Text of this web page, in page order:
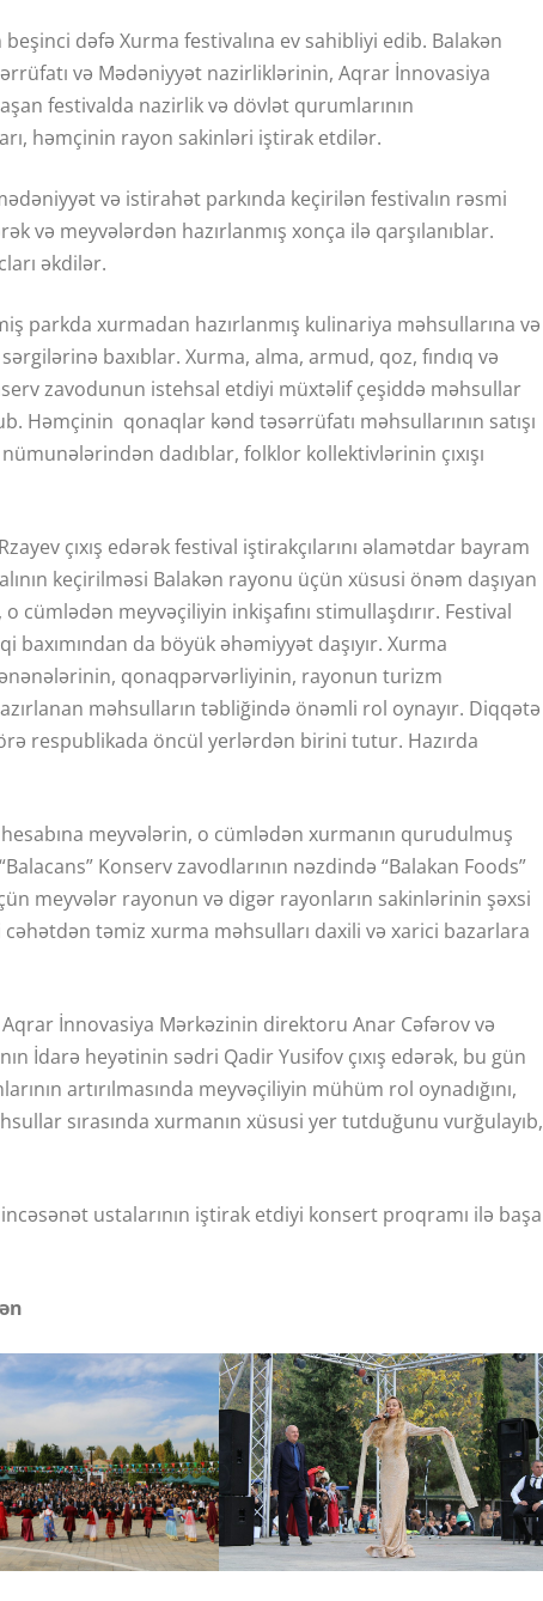
beşinci dəfə Xurma festivalına ev sahibliyi edib. Balakən
və Mədəniyyət nazirliklərinin, Aqrar İnnovasiya
festivalda nazirlik və dövlət qurumlarının
həmçinin rayon sakinləri iştirak etdilər.
və istirahət parkında keçirilən festivalın rəsmi
və meyvələrdən hazırlanmış xonça ilə qarşılanıblar.
əkdilər.
parkda xurmadan hazırlanmış kulinariya məhsullarına və
baxıblar. Xurma, alma, armud, qoz, fındıq və
zavodunun istehsal etdiyi müxtəlif çeşiddə məhsullar
Həmçinin qonaqlar kənd təsərrüfatı məhsullarının satışı
dadıblar, folklor kollektivlərinin çıxışı
çıxış edərək festival iştirakçılarını əlamətdar bayram
keçirilməsi Balakən rayonu üçün xüsusi önəm daşıyan
cümlədən meyvəçiliyin inkişafını stimullaşdırır. Festival
baxımından da böyük əhəmiyyət daşıyır. Xurma
qonaqpərvərliyinin, rayonun turizm
məhsulların təbliğində önəmli rol oynayır. Diqqətə
respublikada öncül yerlərdən birini tutur. Hazırda
meyvələrin, o cümlədən xurmanın qurudulmuş
Konserv zavodlarının nəzdində “Balakan Foods”
meyvələr rayonun və digər rayonların sakinlərinin şəxsi
cəhətdən təmiz xurma məhsulları daxili və xarici bazarlara
İnnovasiya Mərkəzinin direktoru Anar Cəfərov və
İdarə heyətinin sədri Qadir Yusifov çıxış edərək, bu gün
artırılmasında meyvəçiliyin mühüm rol oynadığını,
sırasında xurmanın xüsusi yer tutduğunu vurğulayıb,
ustalarının iştirak etdiyi konsert proqramı ilə başa